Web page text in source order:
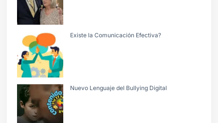
Existe la Comunicación Efectiva?
Nuevo Lenguaje del Bullying Digital